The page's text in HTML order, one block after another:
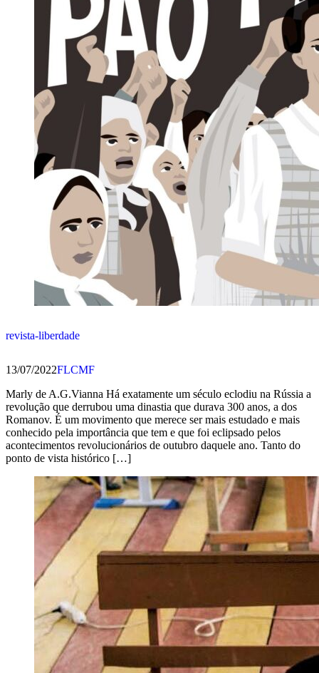
revista-liberdade
13/07/2022FLCMF
Marly de A.G.Vianna Há exatamente um século eclodiu na Rússia a
revolução que derrubou uma dinastia que durava 300 anos, a dos
Romanov. É um movimento que merece ser mais estudado e mais
conhecido pela importância que tem e que foi eclipsado pelos
acontecimentos revolucionários de outubro daquele ano. Tanto do
ponto de vista histórico […]